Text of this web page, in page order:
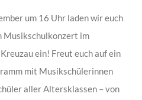
um 16 Uhr laden wir euch
Musikschulkonzert im
ein! Freut euch auf ein
mit Musikschülerinnen
aller Altersklassen – von